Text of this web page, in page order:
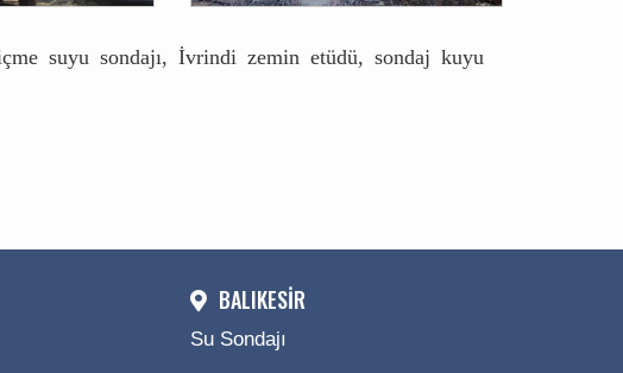
suyu sondajı, İvrindi zemin etüdü, sondaj kuyu
BALIKESİR
Su Sondajı